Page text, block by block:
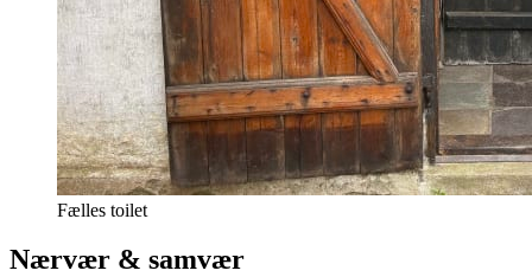
Fælles toilet
Nærvær & samvær